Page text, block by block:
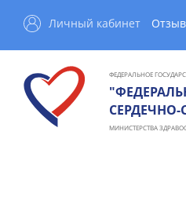
Личный кабинет
ФЕДЕРАЛЬНОЕ
МИНИСТЕРСТВА